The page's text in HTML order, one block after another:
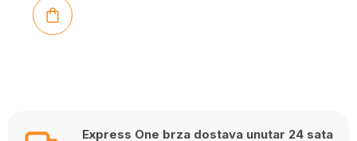
Express One brza dostava unutar 24 sata